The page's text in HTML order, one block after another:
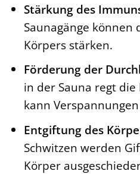
Stärkung des
Saunagänge
Körpers stärken.
Förderung der
in der Sauna regt
kann
Entgiftung des
Schwitzen werden
Körper